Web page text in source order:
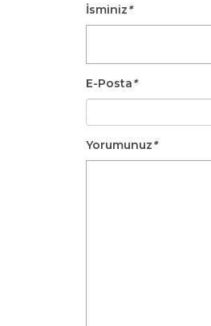
İsminiz*
E-Posta*
Yorumunuz*